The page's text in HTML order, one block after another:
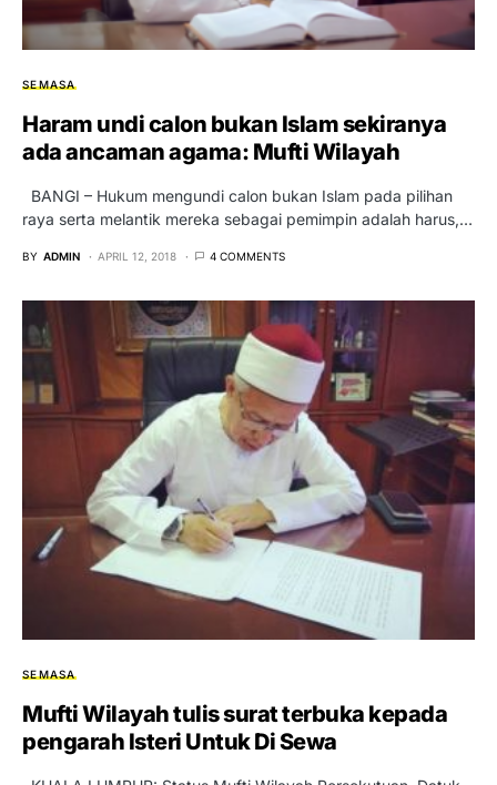
SEMASA
Haram undi calon bukan Islam sekiranya
ada ancaman agama: Mufti Wilayah
BANGI – Hukum mengundi calon bukan Islam pada pilihan
raya serta melantik mereka sebagai pemimpin adalah harus,…
BY ADMIN APRIL 12, 2018 4 COMMENTS
SEMASA
Mufti Wilayah tulis surat terbuka kepada
pengarah Isteri Untuk Di Sewa